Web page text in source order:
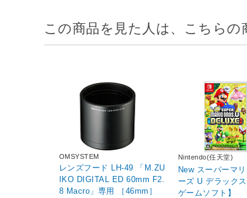
この商品を見た人は、こちらの
OMSYSTEM
レンズフード LH-49 「M.ZU
IKO DIGITAL ED 60mm F2.
8 Macro」専用 ［46mm］
Nintendo(任天堂)
New スーパーマ
ーズ U デラック
ゲームソフト】